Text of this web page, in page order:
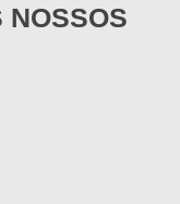
NOSSOS